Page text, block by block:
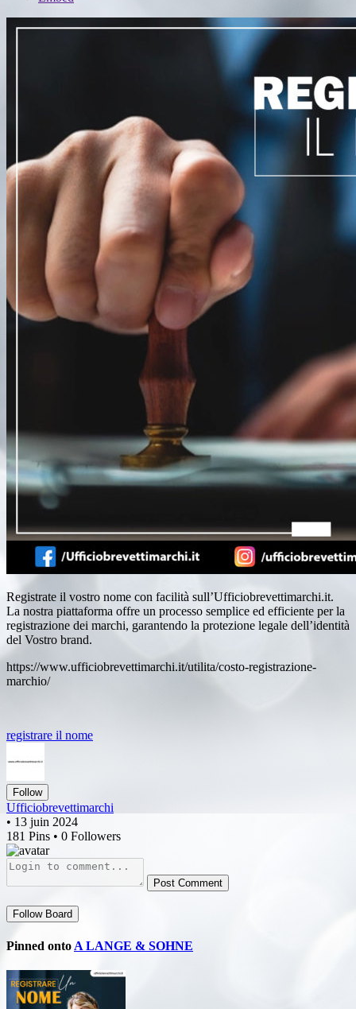
Registrate il vostro nome con facilità sull’Ufficiobrevettimarchi.it.
La nostra piattaforma offre un processo semplice ed efficiente per la
registrazione dei marchi, garantendo la protezione legale dell’identità
del Vostro brand.
https://www.ufficiobrevettimarchi.it/utilita/costo-registrazione-
marchio/
registrare il nome
Follow
Ufficiobrevettimarchi
• 13 juin 2024
181 Pins • 0 Followers
Post Comment
Follow Board
Pinned onto A LANGE & SOHNE